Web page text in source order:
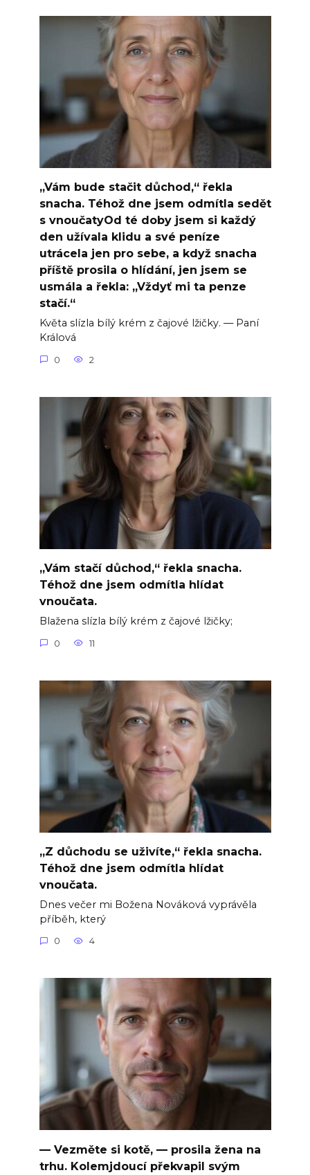
„Vám bude stačit důchod,“ řekla
snacha. Téhož dne jsem odmítla sedět
s vnoučatyOd té doby jsem si každý
den užívala klidu a své peníze
utrácela jen pro sebe, a když snacha
příště prosila o hlídání, jen jsem se
usmála a řekla: „Vždyť mi ta penze
stačí.“
Květa slízla bílý krém z čajové lžičky. — Paní
Králová
0 2
„Vám stačí důchod,“ řekla snacha.
Téhož dne jsem odmítla hlídat
vnoučata.
Blažena slízla bílý krém z čajové lžičky;
0 11
„Z důchodu se uživíte,“ řekla snacha.
Téhož dne jsem odmítla hlídat
vnoučata.
Dnes večer mi Božena Nováková vyprávěla
příběh, který
0 4
— Vezměte si kotě, — prosila žena na
trhu. Kolemjdoucí překvapil svým